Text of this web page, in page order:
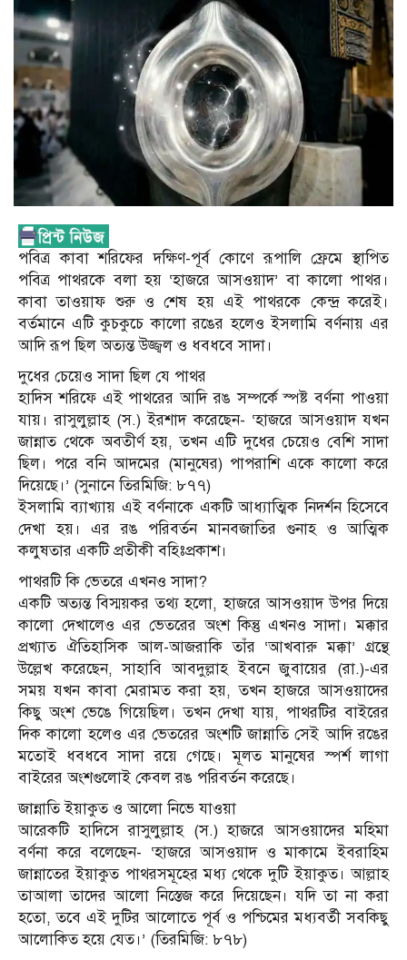
পবিত্র কাবা শরিফের দক্ষিণ-পূর্ব কোণে রূপালি ফ্রেমে স্থাপিত
পবিত্র পাথরকে বলা হয় ‘হাজরে আসওয়াদ’ বা কালো পাথর।
কাবা তাওয়াফ শুরু ও শেষ হয় এই পাথরকে কেন্দ্র করেই।
বর্তমানে এটি কুচকুচে কালো রঙের হলেও ইসলামি বর্ণনায় এর
আদি রূপ ছিল অত্যন্ত উজ্জ্বল ও ধবধবে সাদা।
দুধের চেয়েও সাদা ছিল যে পাথর
হাদিস শরিফে এই পাথরের আদি রঙ সম্পর্কে স্পষ্ট বর্ণনা পাওয়া
যায়। রাসুলুল্লাহ (স.) ইরশাদ করেছেন- ‘হাজরে আসওয়াদ যখন
জান্নাত থেকে অবতীর্ণ হয়, তখন এটি দুধের চেয়েও বেশি সাদা
ছিল। পরে বনি আদমের (মানুষের) পাপরাশি একে কালো করে
দিয়েছে।’ (সুনানে তিরমিজি: ৮৭৭)
ইসলামি ব্যাখ্যায় এই বর্ণনাকে একটি আধ্যাত্মিক নিদর্শন হিসেবে
দেখা হয়। এর রঙ পরিবর্তন মানবজাতির গুনাহ ও আত্মিক
কলুষতার একটি প্রতীকী বহিঃপ্রকাশ।
পাথরটি কি ভেতরে এখনও সাদা?
একটি অত্যন্ত বিস্ময়কর তথ্য হলো, হাজরে আসওয়াদ উপর দিয়ে
কালো দেখালেও এর ভেতরের অংশ কিন্তু এখনও সাদা। মক্কার
প্রখ্যাত ঐতিহাসিক আল-আজরাকি তাঁর ‘আখবারু মক্কা’ গ্রন্থে
উল্লেখ করেছেন, সাহাবি আবদুল্লাহ ইবনে জুবায়ের (রা.)-এর
সময় যখন কাবা মেরামত করা হয়, তখন হাজরে আসওয়াদের
কিছু অংশ ভেঙে গিয়েছিল। তখন দেখা যায়, পাথরটির বাইরের
দিক কালো হলেও এর ভেতরের অংশটি জান্নাতি সেই আদি রঙের
মতোই ধবধবে সাদা রয়ে গেছে। মূলত মানুষের স্পর্শ লাগা
বাইরের অংশগুলোই কেবল রঙ পরিবর্তন করেছে।
জান্নাতি ইয়াকুত ও আলো নিভে যাওয়া
আরেকটি হাদিসে রাসুলুল্লাহ (স.) হাজরে আসওয়াদের মহিমা
বর্ণনা করে বলেছেন- ‘হাজরে আসওয়াদ ও মাকামে ইবরাহিম
জান্নাতের ইয়াকুত পাথরসমূহের মধ্য থেকে দুটি ইয়াকুত। আল্লাহ
তাআলা তাদের আলো নিস্তেজ করে দিয়েছেন। যদি তা না করা
হতো, তবে এই দুটির আলোতে পূর্ব ও পশ্চিমের মধ্যবর্তী সবকিছু
আলোকিত হয়ে যেত।’ (তিরমিজি: ৮৭৮)